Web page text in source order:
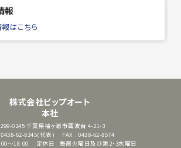
報
はこちら
株式会社ビップオート
本社
0245 千葉県袖ヶ浦市蔵波台 4-21-3
0438-62-8345(代表)
FAX : 0438-62-8574
～18:00
定休日 : 毎週火曜日及び第2・3水曜日